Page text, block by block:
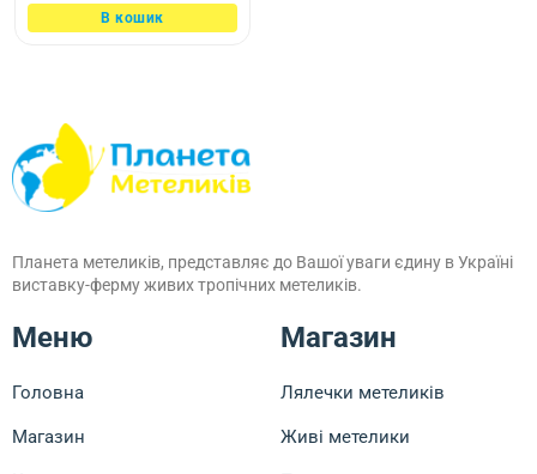
В кошик
Планета метеликів, представляє до Вашої уваги єдину в Україні
виставку-ферму живих тропічних метеликів.
Меню
Головна
Магазин
Магазин
Лялечки метеликів
Живі метелики